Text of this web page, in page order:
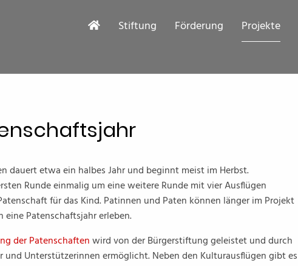
Stiftung Förderung Projekte
dauert etwa ein halbes Jahr und beginnt meist im Herbst.
Runde einmalig um eine weitere Runde mit vier Ausflügen
für das Kind. Patinnen und Paten können länger im Projekt
Patenschaftsjahr erleben.
der Patenschaftenwird von der Bürgerstiftung geleistet und durch
Unterstützerinnen ermöglicht. Neben den Kulturausflügen gibt es